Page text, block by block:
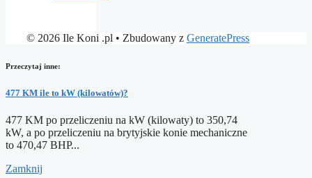
© 2026 Ile Koni .pl • Zbudowany z GeneratePress
Przeczytaj inne:
477 KM ile to kW (kilowatów)?
477 KM po przeliczeniu na kW (kilowaty) to 350,74
kW, a po przeliczeniu na brytyjskie konie mechaniczne
to 470,47 BHP...
Zamknij